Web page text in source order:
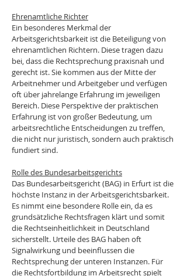
Ehrenamtliche Richter
Ein besonderes Merkmal der
Arbeitsgerichtsbarkeit ist die Beteiligung von
ehrenamtlichen Richtern. Diese tragen dazu
bei, dass die Rechtsprechung praxisnah und
gerecht ist. Sie kommen aus der Mitte der
Arbeitnehmer und Arbeitgeber und verfügen
oft über jahrelange Erfahrung im jeweiligen
Bereich. Diese Perspektive der praktischen
Erfahrung ist von großer Bedeutung, um
arbeitsrechtliche Entscheidungen zu treffen,
die nicht nur juristisch, sondern auch praktisch
fundiert sind.
Rolle des Bundesarbeitsgerichts
Das Bundesarbeitsgericht (BAG) in Erfurt ist die
höchste Instanz in der Arbeitsgerichtsbarkeit.
Es nimmt eine besondere Rolle ein, da es
grundsätzliche Rechtsfragen klärt und somit
die Rechtseinheitlichkeit in Deutschland
sicherstellt. Urteile des BAG haben oft
Signalwirkung und beeinflussen die
Rechtsprechung der unteren Instanzen. Für
die Rechtsfortbildung im Arbeitsrecht spielt